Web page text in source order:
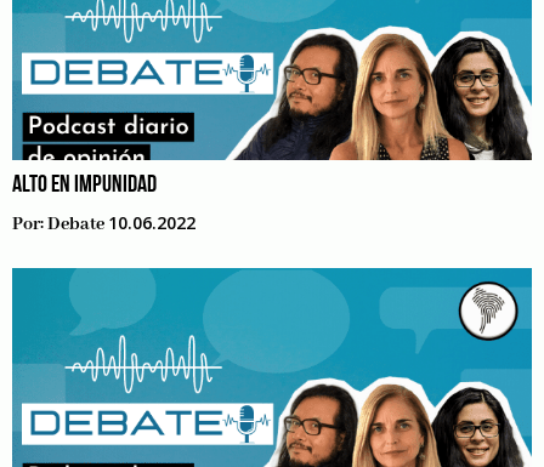
ALTO EN IMPUNIDAD
Por:Debate 10.06.2022